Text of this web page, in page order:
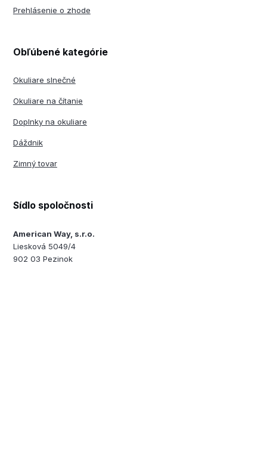
Prehlásenie o zhode
Obľúbené kategórie
Okuliare slnečné
Okuliare na čítanie
Doplnky na okuliare
Dáždnik
Zimný tovar
Sídlo spoločnosti
American Way, s.r.o.
Liesková 5049/4
902 03 Pezinok